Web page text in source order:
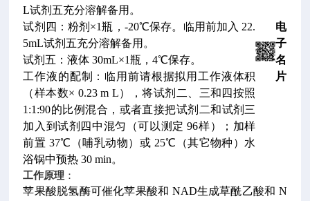
L试剂五充分溶解备用。
试剂四：粉剂×1瓶，-20℃保存。临用前加入 22.
5mL试剂五充分溶解备用。
试剂五：液体 30mL×1瓶，4℃保存。
工作液的配制：临用前请根据拟用工作液体积
（样本数× 0.23 m L），将试剂二、三和四按照
1:1:90的比例混合，或者直接把试剂二和试剂三
加入到试剂四中混匀（可以测定 96样）；加样
前置 37℃（哺乳动物）或 25℃（其它物种）水
浴锅中预热 30 min。
电
子
名
片
工作原理 ：
苹果酸脱氢酶可催化苹果酸和 NAD生成草酰乙酸和 N